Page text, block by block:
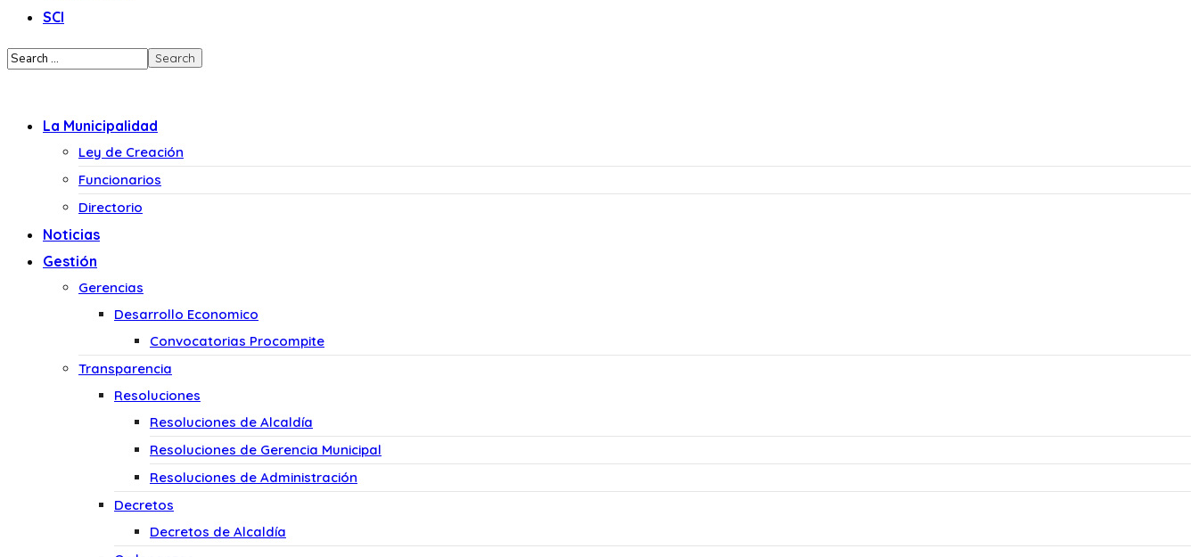
SCI
La Municipalidad
Ley de Creación
Funcionarios
Directorio
Noticias
Gestión
Gerencias
Desarrollo Economico
Convocatorias Procompite
Transparencia
Resoluciones
Resoluciones de Alcaldía
Resoluciones de Gerencia Municipal
Resoluciones de Administración
Decretos
Decretos de Alcaldía